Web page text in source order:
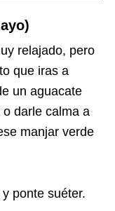
relajado, pero
que iras a
un aguacate
darle calma a
manjar verde
ponte suéter.